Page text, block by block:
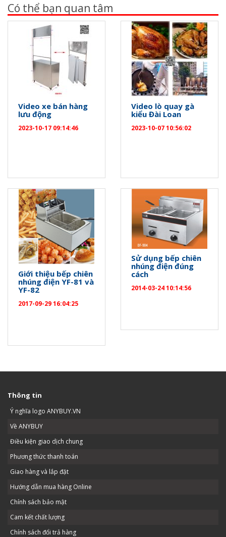
Có thể bạn quan tâm
Video xe bán hàng
lưu động
2023-10-17 09:14:46
Video lò quay gà
kiểu Đài Loan
2023-10-07 10:56:02
Giới thiệu bếp chiên
nhúng điện YF-81 và
YF-82
2017-09-29 16:04:25
Sử dụng bếp chiên
nhúng điện đúng
cách
2014-03-24 10:14:56
Thông tin
Ý nghĩa logo ANYBUY.VN
Về ANYBUY
Điều kiện giao dịch chung
Phương thức thanh toán
Giao hàng và lắp đặt
Hướng dẫn mua hàng Online
Chính sách bảo mật
Cam kết chất lượng
Chính sách đổi trả hàng